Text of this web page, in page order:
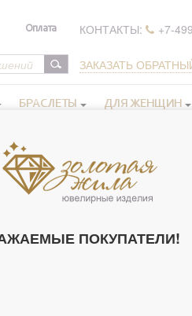
Оплата КОНТАКТЫ: +7-
ЗАКАЗАТЬ
БРАСЛЕТЫ ДЛЯ ЖЕНЩИН
Классные серьги-подвески из дерева,
ПОКУПАТЕЛИ!